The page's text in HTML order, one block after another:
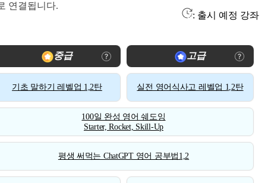
연결됩니다.
: 출시 예정 강좌
중급 고급
기초 말하기 레벨업 1,2탄 실전 영어식사고 레벨업 1,2탄
100일 완성 영어 쉐도잉
Starter, Rocket, Skill-Up
평생 써먹는 ChatGPT 영어 공부법1,2